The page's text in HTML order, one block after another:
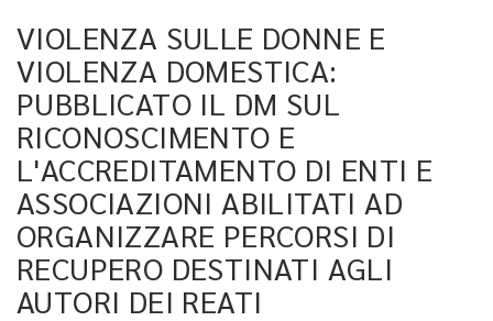
VIOLENZA SULLE DONNE E
VIOLENZA DOMESTICA:
PUBBLICATO IL DM SUL
RICONOSCIMENTO E
L'ACCREDITAMENTO DI ENTI E
ASSOCIAZIONI ABILITATI AD
ORGANIZZARE PERCORSI DI
RECUPERO DESTINATI AGLI
AUTORI DEI REATI